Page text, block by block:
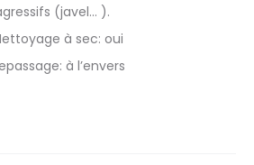
(javel… ).
à sec: oui
à l’envers